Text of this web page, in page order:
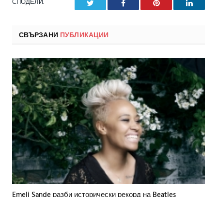
Facebook Pinterest
СВЪРЗАНИ ПУБЛИКАЦИИ